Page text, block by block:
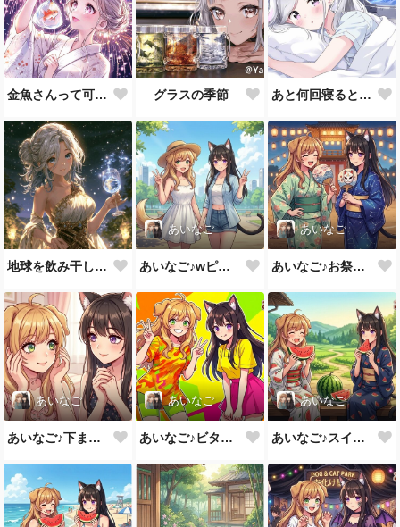
金魚さんって可愛い💕 グラスの季節 あと何回寝るとアルタイルかな💦
地球を飲み干してみる？
あいなご
あいなご♪wピース💕
あいなご
あいなご♪お祭りのカワイイうちわ💕
あいなご
あいなご♪下まつ毛もバッチリ💕
あいなご
あいなご♪ビタミンカラーで元気をあげる💕
あいなご
あいなご♪スイカ美味しいね大～好き💕